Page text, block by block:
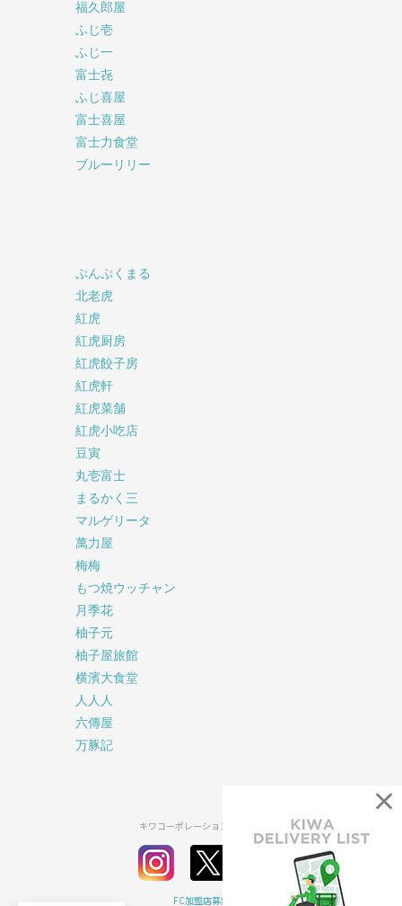
福久郎屋
ふじ壱
ふじ一
富士㐂
ふじ喜屋
富士喜屋
富士力食堂
ブルーリリー
ぷんぷくまる
北老虎
紅虎
紅虎厨房
紅虎餃子房
紅虎軒
紅虎菜舗
紅虎小吃店
豆寅
丸壱富士
まるかく三
マルゲリータ
萬力屋
梅梅
もつ焼ウッチャン
月季花
柚子元
柚子屋旅館
横濱大食堂
人人人
六傳屋
万豚記
キワコーポレーション公式SNS
FC加盟店募集
×